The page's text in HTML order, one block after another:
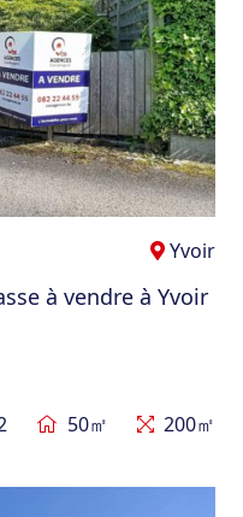
Yvoir
à vendre à Yvoir
50㎡ 200㎡